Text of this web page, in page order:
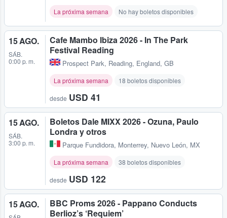
La próxima semana No hay boletos disponibles
15 AGO.
SÁB.
0:00 p. m.
Cafe Mambo Ibiza 2026 - In The Park
Festival Reading
Prospect Park, Reading, England, GB
La próxima semana 18 boletos disponibles
desde USD 41
15 AGO.
SÁB.
3:00 p. m.
Boletos Dale MIXX 2026 - Ozuna, Paulo
Londra y otros
Parque Fundidora, Monterrey, Nuevo León, MX
La próxima semana 38 boletos disponibles
desde USD 122
15 AGO.
BBC Proms 2026 - Pappano Conducts
Berlioz’s ‘Requiem’